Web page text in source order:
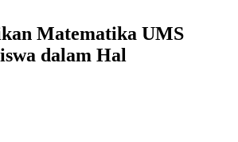
Matematika UMS
dalam Hal